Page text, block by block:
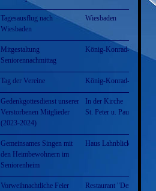
Tagesausflug nach
Wiesbaden
Wiesbaden
Mitgestaltung
Seniorennachmittag
König-Konrad-Halle
Tag der Vereine König-Konrad-Halle
Gedenkgottesdienst unserer
Verstorbenen Mitglieder
(2023-2024)
In der Kirche
St. Peter u. Paul Villmar
Gemeinsames Singen mit
den Heimbewohnern im
Seniorenheim
Haus Lahnblick
Vorweihnachtliche Feier Restaurant "Der